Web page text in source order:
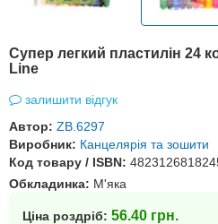
Супер легкий пластилін 24
Line
залишити відгук
Автор: ZB.6297
Виробник: Канцелярія та зошити
Код товару / ISBN:
Обкладинка: М'яка
Ціна роздріб: 56.40 грн.